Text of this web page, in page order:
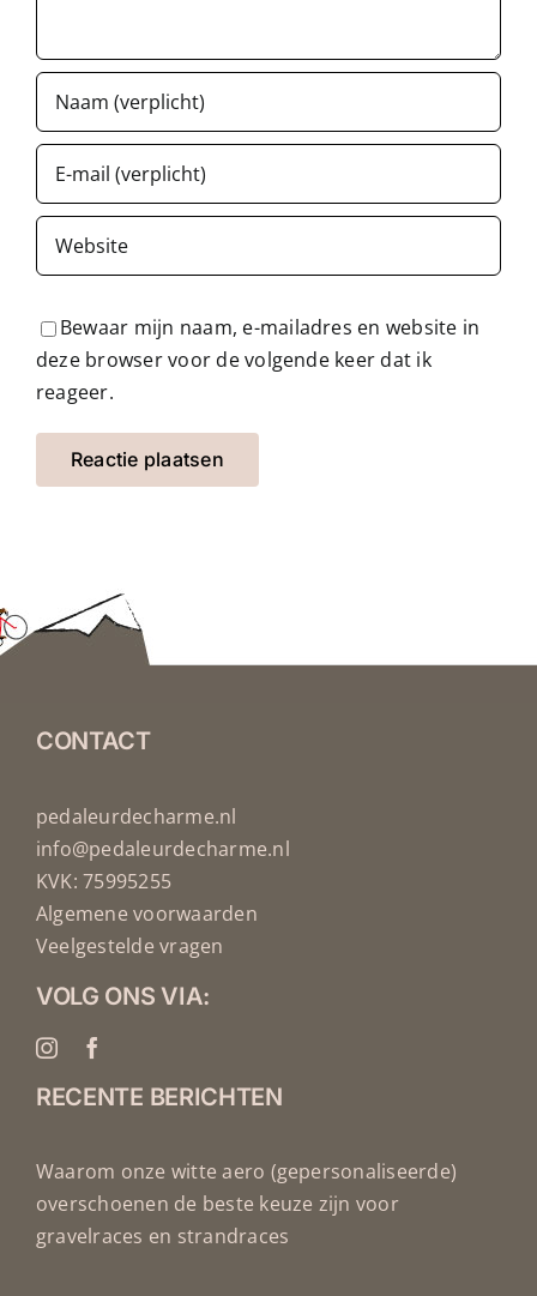
Bewaar mijn naam, e-mailadres en website in
deze browser voor de volgende keer dat ik
reageer.
CONTACT
pedaleurdecharme.nl
info@pedaleurdecharme.nl
KVK: 75995255
Algemene voorwaarden
Veelgestelde vragen
VOLG ONS VIA:
RECENTE BERICHTEN
Waarom onze witte aero (gepersonaliseerde)
overschoenen de beste keuze zijn voor
gravelraces en strandraces